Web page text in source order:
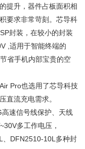
提升，器件占板面积相
要求非常苛刻。芯导科
封装，在较小的封装
,适用于智能终端的
省手机内部宝贵的空
Pro也选用了芯导科技
直流充电需求。
速信号线保护、天线
多工作电压，
、DFN2510-10L多种封